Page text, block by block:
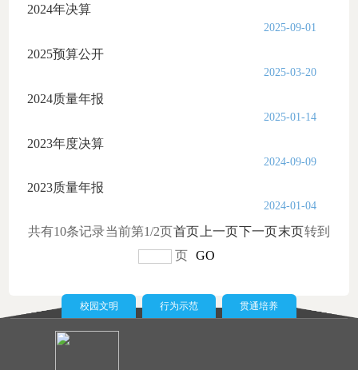
2024年决算
2025-09-01
2025预算公开
2025-03-20
2024质量年报
2025-01-14
2023年度决算
2024-09-09
2023质量年报
2024-01-04
共有10条记录当前第1/2页首页 上一页下一页末页转到
页
GO
校园文明 行为示范 贯通培养